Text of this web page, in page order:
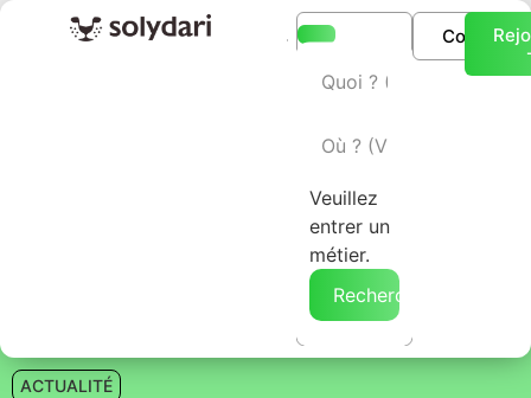
Veuillez
entrer un
métier.
Rechercher →
ACTUALITÉ